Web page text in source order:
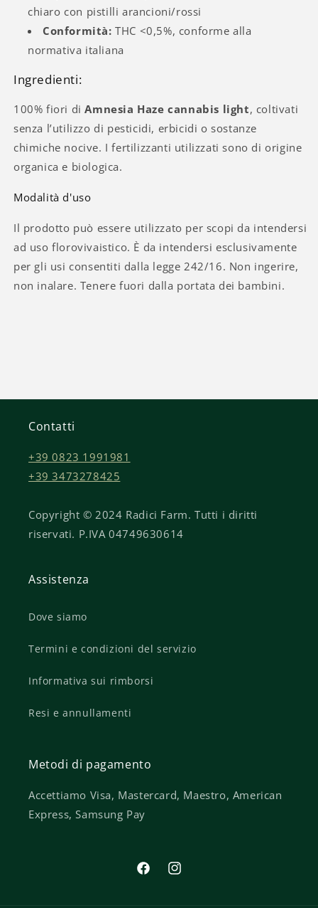
chiaro con pistilli arancioni/rossi
Conformità: THC <0,5%, conforme alla
normativa italiana
Ingredienti:
100% fiori diAmnesia Haze cannabis light, coltivati
senza l’utilizzo di pesticidi, erbicidi o sostanze
chimiche nocive. I fertilizzanti utilizzati sono di origine
organica e biologica.
Modalità d'uso
Il prodotto può essere utilizzato per scopi da intendersi
ad uso florovivaistico. È da intendersi esclusivamente
per gli usi consentiti dalla legge 242/16. Non ingerire,
non inalare. Tenere fuori dalla portata dei bambini.
Contatti
+39 0823 1991981
+39 3473278425
Copyright © 2024 Radici Farm. Tutti i diritti
riservati. P.IVA 04749630614
Assistenza
Dove siamo
Termini e condizioni del servizio
Informativa sui rimborsi
Resi e annullamenti
Metodi di pagamento
Accettiamo Visa, Mastercard, Maestro, American
Express, Samsung Pay
FacebookInstagram